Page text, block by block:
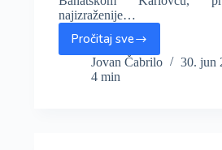
najizraženije…
Pročitaj sve
Veći
deo
Vojvodine
Jovan Čabrilo
30. jun
4 min